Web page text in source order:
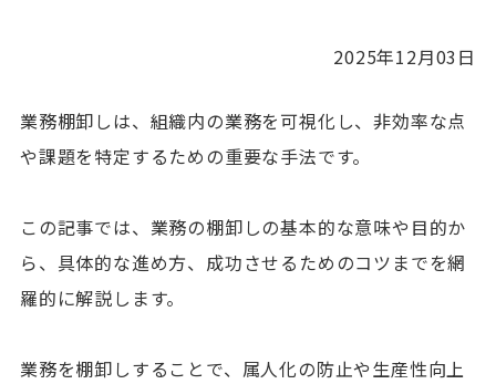
2025年12月03日
業務棚卸しは、組織内の業務を可視化し、非効率な点
や課題を特定するための重要な手法です。
この記事では、業務の棚卸しの基本的な意味や目的か
ら、具体的な進め方、成功させるためのコツまでを網
羅的に解説します。
業務を棚卸しすることで、属人化の防止や生産性向上